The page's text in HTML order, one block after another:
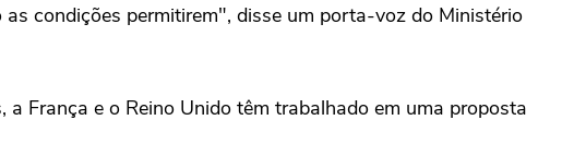
condições permitirem", ⁠disse um porta-voz do Ministério
França e o Reino Unido têm trabalhado em uma proposta